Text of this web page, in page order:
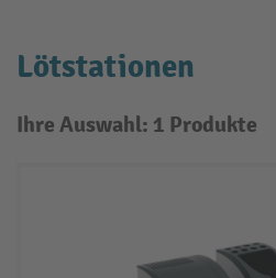
Lötstationen
Ihre Auswahl: 1 Produkte